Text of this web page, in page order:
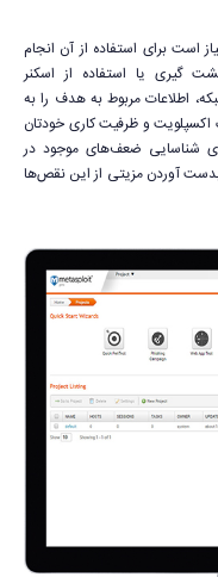
است برای استفاده از آن انجام
گیری یا استفاده از اسکنر
اطلاعات مربوط به هدف را به
و ظرفیت کاری خودتان
شناسایی ضعف‌های موجود در
آوردن مزیتی از این نقص‌ها